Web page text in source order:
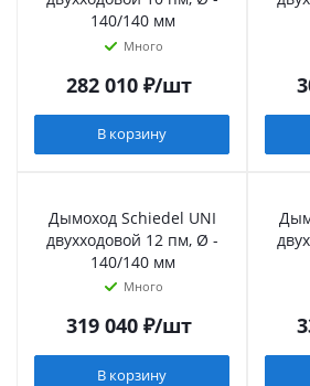
140/140 мм
Много
282 010₽/шт
В корзину
Дымоход Schiedel UNI
двухходовой 12 пм, Ø -
140/140 мм
Много
319 040₽/шт
В корзину